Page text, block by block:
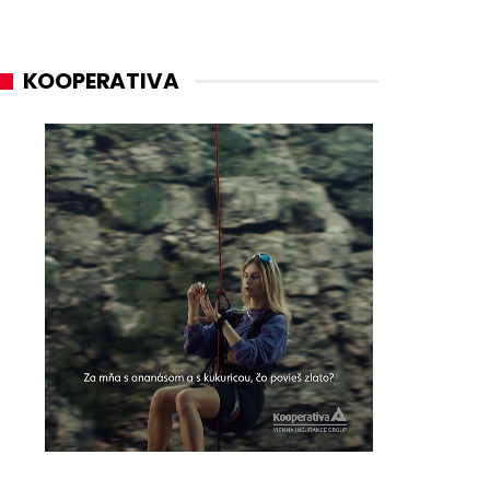
KOOPERATIVA